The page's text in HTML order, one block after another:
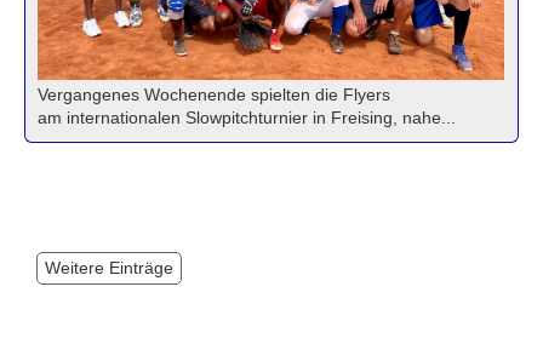
Vergangenes Wochenende spielten die Flyers
am internationalen Slowpitchturnier in Freising, nahe...
Weitere Einträge